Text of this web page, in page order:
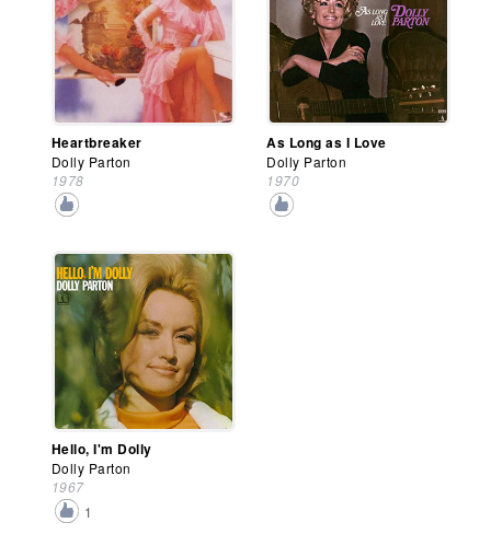
Heartbreaker
Dolly Parton
1978
As Long as I Love
Dolly Parton
1970
Hello, I'm Dolly
Dolly Parton
1967
1